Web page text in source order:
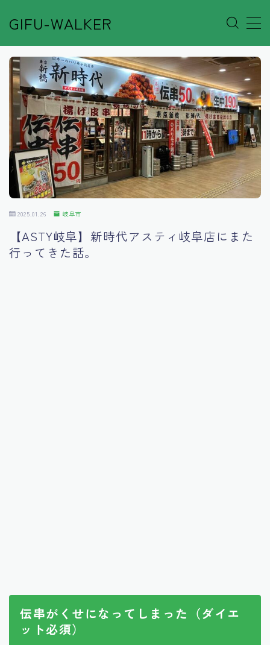
GIFU-WALKER
MENU
Author’s Voice
Café&Rest.
Event
Go out
Others
Shop
2025.01.26 岐阜市
【ASTY岐阜】新時代アスティ岐阜店にまた
行ってきた話。
伝串がくせになってしまった（ダイエ
ット必須）